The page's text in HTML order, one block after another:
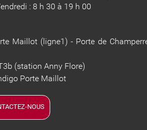
: 8 h 30 à 19 h 00
Maillot (ligne1) - Porte de
(station Anny Flore)
Porte Maillot
NOUS